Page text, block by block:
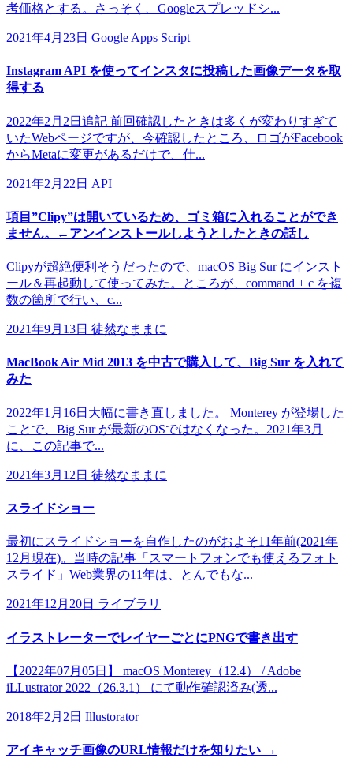
考価格とする。さっそく、Googleスプレッドシ...
2021年4月23日 Google Apps Script
Instagram API を使ってインスタに投稿した画像データを取
得する
2022年2月2日追記 前回確認したときは多くが変わりすぎて
いたWebページですが、今確認したところ、ロゴがFacebook
からMetaに変更があるだけで、仕...
2021年2月22日 API
項目”Clipy”は開いているため、ゴミ箱に入れることができ
ません。←アンインストールしようとしたときの話し
Clipyが超絶便利そうだったので、macOS Big Sur にインスト
ール＆再起動して使ってみた。ところが、command + c を複
数の箇所で行い、c...
2021年9月13日 徒然なままに
MacBook Air Mid 2013 を中古で購入して、Big Sur を入れて
みた
2022年1月16日大幅に書き直しました。 Monterey が登場した
ことで、Big Sur が最新のOSではなくなった。2021年3月
に、この記事で...
2021年3月12日 徒然なままに
スライドショー
最初にスライドショーを自作したのがおよそ11年前(2021年
12月現在)。当時の記事「スマートフォンでも使えるフォト
スライド」Web業界の11年は、とんでもな...
2021年12月20日 ライブラリ
イラストレーターでレイヤーごとにPNGで書き出す
【2022年07月05日】 macOS Monterey（12.4） / Adobe
iLLustrator 2022（26.3.1） にて動作確認済み(透...
2018年2月2日 Illustorator
アイキャッチ画像のURL情報だけを知りたい →